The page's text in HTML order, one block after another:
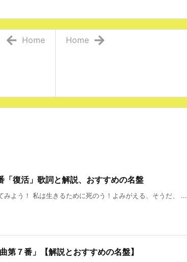
Home
Home
「復活」歌詞と解説、おすすめの名盤
みよう！ 私は生きるために死のう！よみがえる、そうだ、 ...
第７番」【解説とおすすめの名盤】